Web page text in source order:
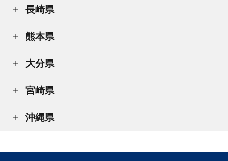
長崎県
熊本県
大分県
宮崎県
沖縄県